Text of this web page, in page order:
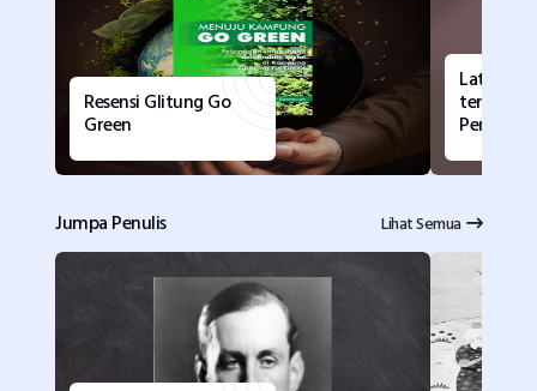
Resensi Glitung Go
Green
Latar
tentang
Jumpa Penulis Lihat Semua